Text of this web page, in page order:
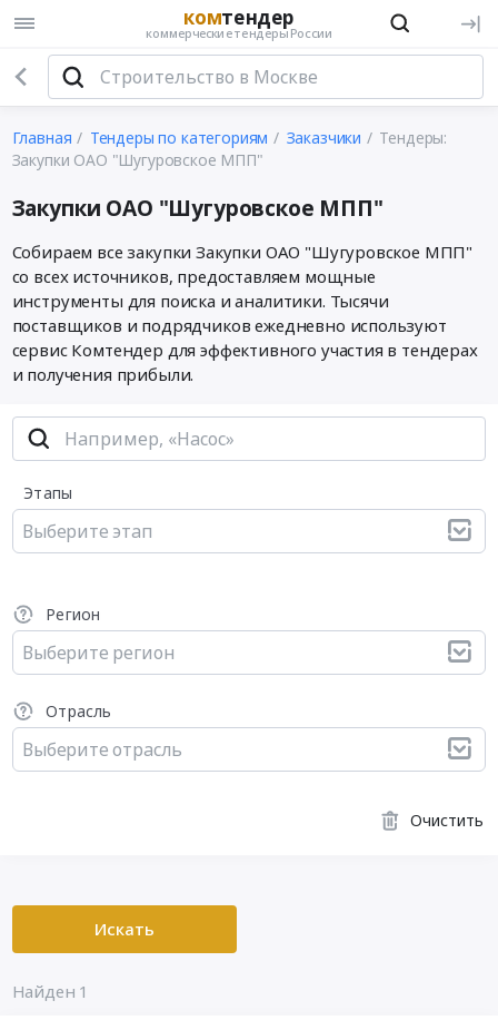
комтендер
коммерческие тендеры России
Главная Тендеры по категориям Заказчики
Тендеры:
Закупки ОАО "Шугуровское МПП"
Закупки ОАО "Шугуровское МПП"
Собираем все закупки Закупки ОАО "Шугуровское МПП"
со всех источников, предоставляем мощные
инструменты для поиска и аналитики. Тысячи
поставщиков и подрядчиков ежедневно используют
сервис Комтендер для эффективного участия в тендерах
и получения прибыли.
Этапы
Выберите этап
Регион
Выберите регион
Отрасль
Выберите отрасль
Очистить
Искать
Найден 1